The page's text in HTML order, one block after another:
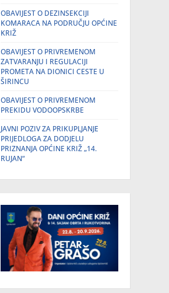
OBAVIJEST O DEZINSEKCIJI
KOMARACA NA PODRUČJU OPĆINE
KRIŽ
OBAVIJEST O PRIVREMENOM
ZATVARANJU I REGULACIJI
PROMETA NA DIONICI CESTE U
ŠIRINCU
OBAVIJEST O PRIVREMENOM
PREKIDU VODOOPSKRBE
JAVNI POZIV ZA PRIKUPLJANJE
PRIJEDLOGA ZA DODJELU
PRIZNANJA OPĆINE KRIŽ „14.
RUJAN“